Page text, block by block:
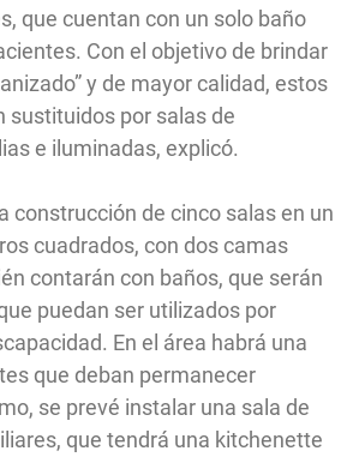
que cuentan con un solo baño
Con el objetivo de brindar
y de mayor calidad, estos
sustituidos por salas de
e iluminadas, explicó.
construcción de cinco salas en un
cuadrados, con dos camas
contarán con baños, que serán
puedan ser utilizados por
En el área habrá una
que deban permanecer
se prevé instalar una sala de
que tendrá una kitchenette